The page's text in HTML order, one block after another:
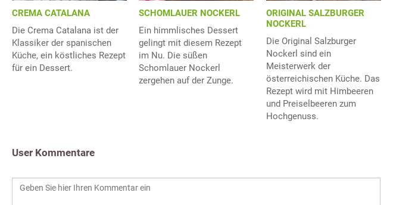
CREMA CATALANA
Die Crema Catalana ist der
Klassiker der spanischen
Küche, ein köstliches Rezept
für ein Dessert.
SCHOMLAUER NOCKERL
Ein himmlisches Dessert
gelingt mit diesem Rezept
im Nu. Die süßen
Schomlauer Nockerl
zergehen auf der Zunge.
ORIGINAL SALZBURGER
NOCKERL
Die Original Salzburger
Nockerl sind ein
Meisterwerk der
österreichischen Küche. Das
Rezept wird mit Himbeeren
und Preiselbeeren zum
Hochgenuss.
User Kommentare